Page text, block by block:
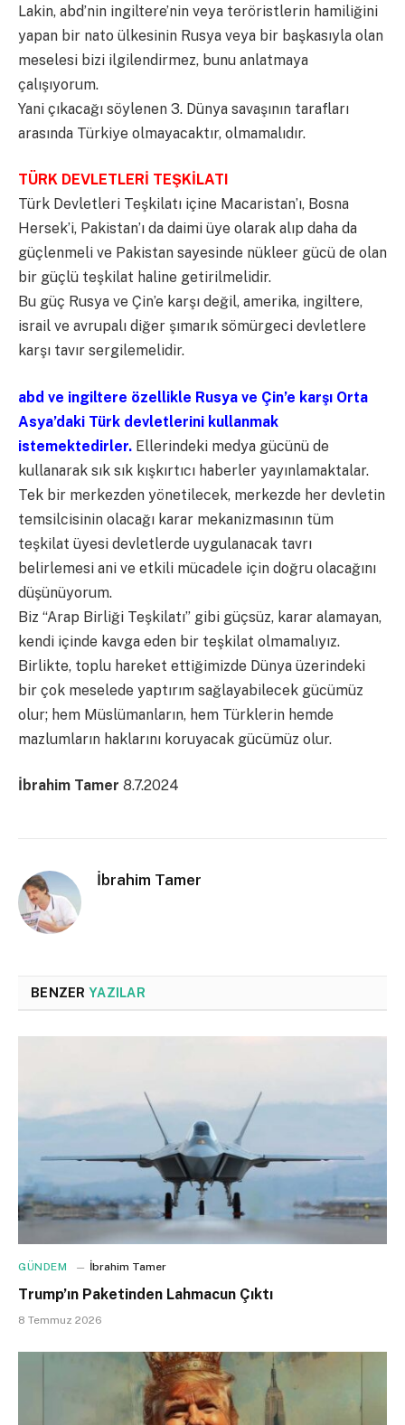
Lakin, abd’nin ingiltere’nin veya teröristlerin hamiliğini
yapan bir nato ülkesinin Rusya veya bir başkasıyla olan
meselesi bizi ilgilendirmez, bunu anlatmaya
çalışıyorum.
Yani çıkacağı söylenen 3. Dünya savaşının tarafları
arasında Türkiye olmayacaktır, olmamalıdır.
TÜRK DEVLETLERİ TEŞKİLATI
Türk Devletleri Teşkilatı içine Macaristan’ı, Bosna
Hersek’i, Pakistan’ı da daimi üye olarak alıp daha da
güçlenmeli ve Pakistan sayesinde nükleer gücü de olan
bir güçlü teşkilat haline getirilmelidir.
Bu güç Rusya ve Çin’e karşı değil, amerika, ingiltere,
israil ve avrupalı diğer şımarık sömürgeci devletlere
karşı tavır sergilemelidir.
abd ve ingiltere özellikle Rusya ve Çin’e karşı Orta
Asya’daki Türk devletlerini kullanmak
istemektedirler. Ellerindeki medya gücünü de
kullanarak sık sık kışkırtıcı haberler yayınlamaktalar.
Tek bir merkezden yönetilecek, merkezde her devletin
temsilcisinin olacağı karar mekanizmasının tüm
teşkilat üyesi devletlerde uygulanacak tavrı
belirlemesi ani ve etkili mücadele için doğru olacağını
düşünüyorum.
Biz “Arap Birliği Teşkilatı” gibi güçsüz, karar alamayan,
kendi içinde kavga eden bir teşkilat olmamalıyız.
Birlikte, toplu hareket ettiğimizde Dünya üzerindeki
bir çok meselede yaptırım sağlayabilecek gücümüz
olur; hem Müslümanların, hem Türklerin hemde
mazlumların haklarını koruyacak gücümüz olur.
İbrahim Tamer 8.7.2024
İbrahim Tamer
BENZER YAZILAR
GÜNDEM İbrahim Tamer
Trump’ın Paketinden Lahmacun Çıktı
8 Temmuz 2026